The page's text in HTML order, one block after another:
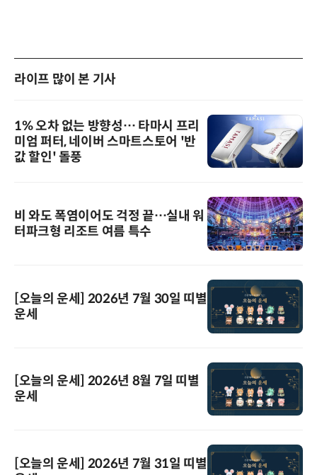
라이프 많이 본 기사
1% 오차 없는 방향성… 타마시 프리
미엄 퍼터, 네이버 스마트스토어 '반
값 할인' 돌풍
비 와도 폭염이어도 걱정 끝…실내 워
터파크형 리조트 여름 특수
[오늘의 운세] 2026년 7월 30일 띠별
운세
[오늘의 운세] 2026년 8월 7일 띠별
운세
[오늘의 운세] 2026년 7월 31일 띠별